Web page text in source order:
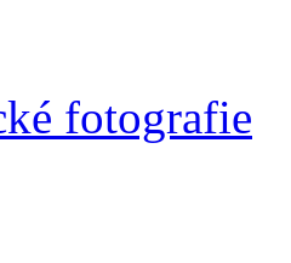
fotografie